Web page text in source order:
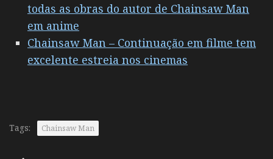
todas as obras do autor de Chainsaw Man
em anime
Chainsaw Man – Continuação em filme tem
excelente estreia nos cinemas
Tags: Chainsaw Man